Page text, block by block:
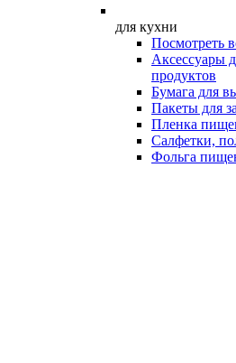
для кухни
Посмотреть
Аксессуары
продуктов
Бумага для
Пакеты для
Пленка
Салфетки,
Фольга